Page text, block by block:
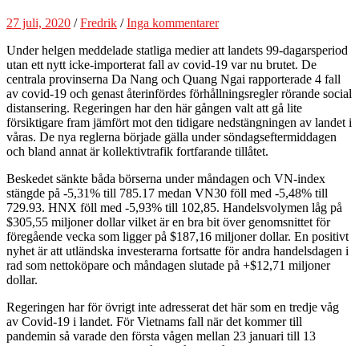
27 juli, 2020 /Fredrik /Inga kommentarer
Under helgen meddelade statliga medier att landets 99-dagarsperiod
utan ett nytt icke-importerat fall av covid-19 var nu brutet. De
centrala provinserna Da Nang och Quang Ngai rapporterade 4 fall
av covid-19 och genast återinfördes förhållningsregler rörande social
distansering. Regeringen har den här gången valt att gå lite
försiktigare fram jämfört mot den tidigare nedstängningen av landet i
våras. De nya reglerna började gälla under söndagseftermiddagen
och bland annat är kollektivtrafik fortfarande tillåtet.
Beskedet sänkte båda börserna under måndagen och VN-index
stängde på -5,31% till 785.17 medan VN30 föll med -5,48% till
729.93. HNX föll med -5,93% till 102,85. Handelsvolymen låg på
$305,55 miljoner dollar vilket är en bra bit över genomsnittet för
föregående vecka som ligger på $187,16 miljoner dollar. En positivt
nyhet är att utländska investerarna fortsatte för andra handelsdagen i
rad som nettoköpare och måndagen slutade på +$12,71 miljoner
dollar.
Regeringen har för övrigt inte adresserat det här som en tredje våg
av Covid-19 i landet. För Vietnams fall när det kommer till
pandemin så varade den första vågen mellan 23 januari till 13